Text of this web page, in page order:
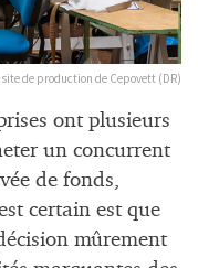
de production de Cepovett (DR)
ont plusieurs
un concurrent
de fonds,
certain est que
mûrement